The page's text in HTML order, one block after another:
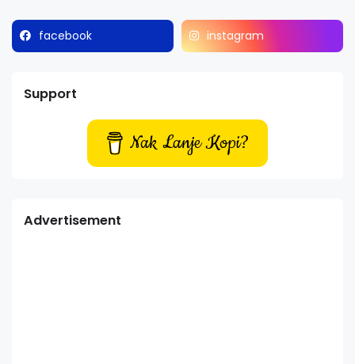
facebook instagram
Support
Nak Lanje Kopi?
Advertisement